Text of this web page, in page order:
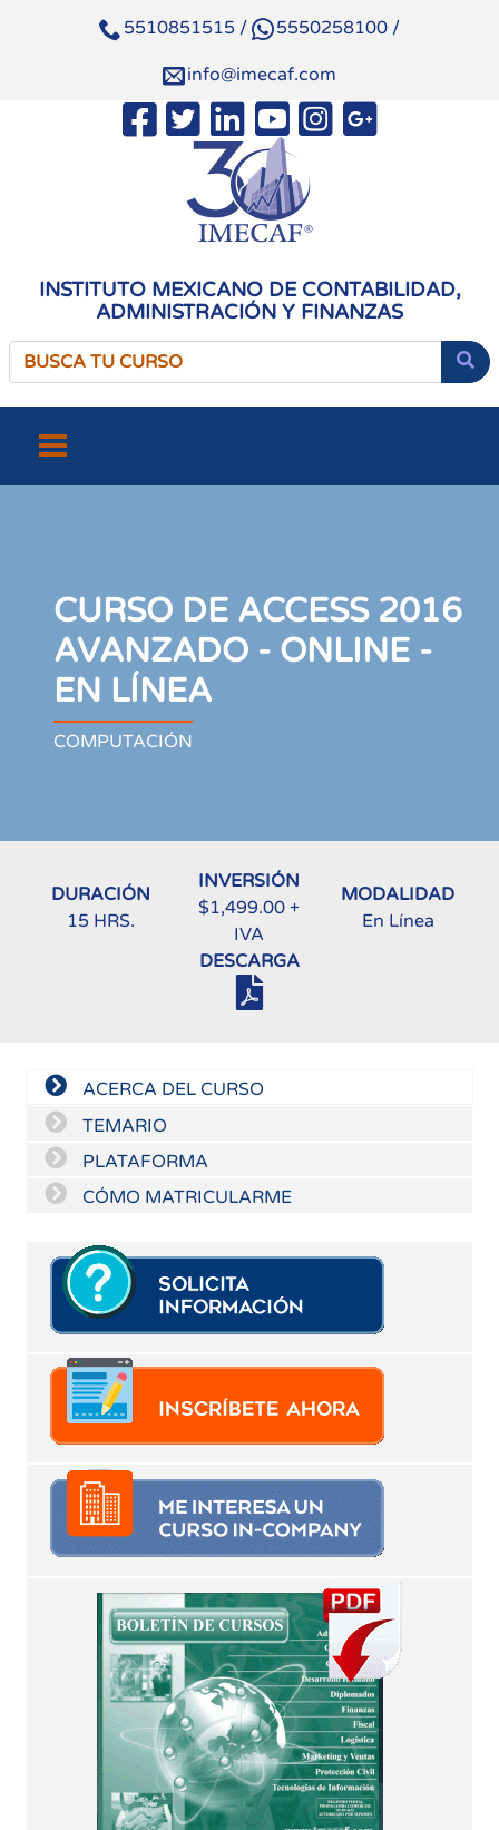
5510851515 / 5550258100 /
info@imecaf.com
INSTITUTO MEXICANO DE CONTABILIDAD,
ADMINISTRACIÓN Y FINANZAS
CURSO DE ACCESS 2016
AVANZADO - ONLINE -
EN LÍNEA
COMPUTACIÓN
DURACIÓN
15 HRS.
INVERSIÓN
$1,499.00 +
IVA
MODALIDAD
En Línea
DESCARGA
ACERCA DEL CURSO
TEMARIO
PLATAFORMA
CÓMO MATRICULARME